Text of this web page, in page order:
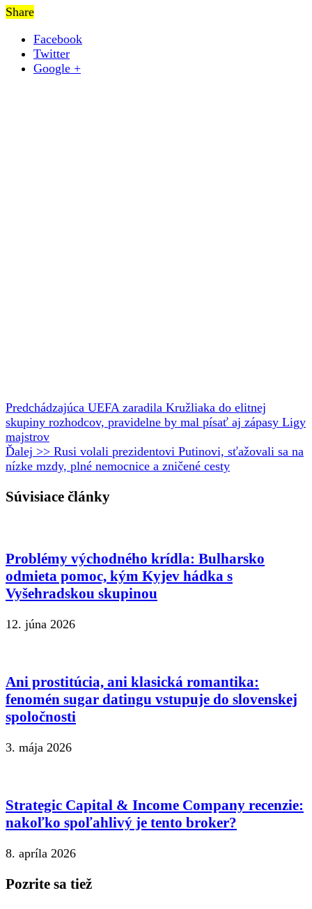
Share
Facebook
Twitter
Google +
Predchádzajúca UEFA zaradila Kružliaka do elitnej
skupiny rozhodcov, pravidelne by mal písať aj zápasy Ligy
majstrov
Ďalej >> Rusi volali prezidentovi Putinovi, sťažovali sa na
nízke mzdy, plné nemocnice a zničené cesty
Súvisiace články
Problémy východného krídla: Bulharsko
odmieta pomoc, kým Kyjev hádka s
Vyšehradskou skupinou
12. júna 2026
Ani prostitúcia, ani klasická romantika:
fenomén sugar datingu vstupuje do slovenskej
spoločnosti
3. mája 2026
Strategic Capital & Income Company recenzie:
nakoľko spoľahlivý je tento broker?
8. apríla 2026
Pozrite sa tiež